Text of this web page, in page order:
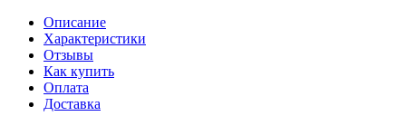
Описание
Характеристики
Отзывы
Как купить
Оплата
Доставка